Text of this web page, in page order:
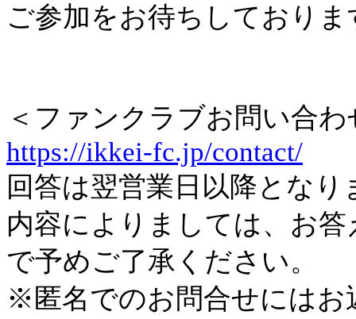
ご参加をお待ちしておりま
＜ファンクラブお問い合わ
https://ikkei-fc.jp/contact/
回答は翌営業日以降となり
内容によりましては、お
で予めご了承ください。
※匿名でのお問合せにはお